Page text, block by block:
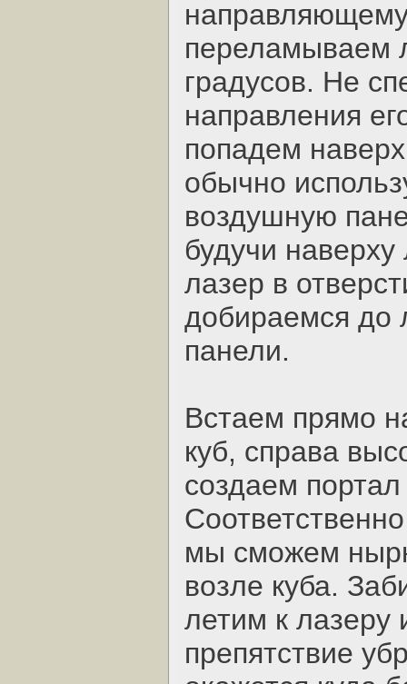
переламываем
градусов. Не
направления
попадем
обычно
воздушную
будучи
лазер в
добираемся до
панели.
Встаем прямо
куб, справа
создаем
мы сможем
возле куба.
летим к лазеру
препятствие